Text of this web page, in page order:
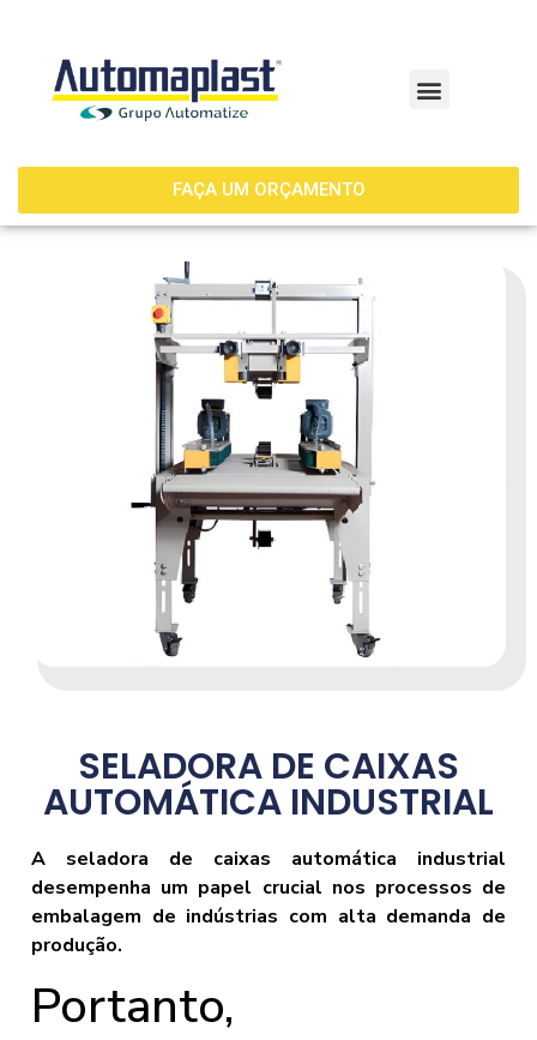
FAÇA UM ORÇAMENTO
SELADORA DE CAIXAS
AUTOMÁTICA INDUSTRIAL
A seladora de caixas automática industrial
desempenha um papel crucial nos processos de
embalagem de indústrias com alta demanda de
produção.
Portanto,